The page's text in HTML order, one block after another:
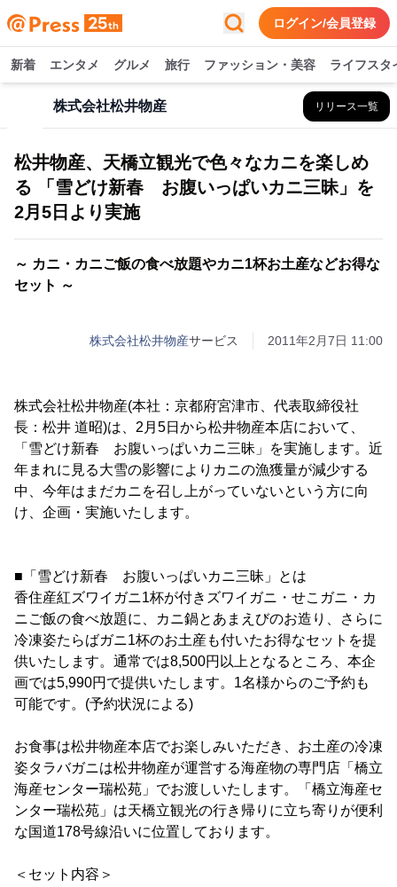
ログイン/会員登録
新着 エンタメ グルメ 旅行 ファッション・美容 ライフスタ
株式会社松井物産 リリース一覧
松井物産、天橋立観光で色々なカニを楽しめ
る 「雪どけ新春 お腹いっぱいカニ三昧」を
2月5日より実施
～ カニ・カニご飯の食べ放題やカニ1杯お土産などお得な
セット ～
株式会社松井物産サービス 2011年2月7日 11:00
株式会社松井物産(本社：京都府宮津市、代表取締役社
長：松井 道昭)は、2月5日から松井物産本店において、
「雪どけ新春 お腹いっぱいカニ三昧」を実施します。近
年まれに見る大雪の影響によりカニの漁獲量が減少する
中、今年はまだカニを召し上がっていないという方に向
け、企画・実施いたします。
■「雪どけ新春 お腹いっぱいカニ三昧」とは
香住産紅ズワイガニ1杯が付きズワイガニ・せこガニ・カ
ニご飯の食べ放題に、カニ鍋とあまえびのお造り、さらに
冷凍姿たらばガニ1杯のお土産も付いたお得なセットを提
供いたします。通常では8,500円以上となるところ、本企
画では5,990円で提供いたします。1名様からのご予約も
可能です。(予約状況による)
お食事は松井物産本店でお楽しみいただき、お土産の冷凍
姿タラバガニは松井物産が運営する海産物の専門店「橋立
海産センター瑞松苑」でお渡しいたします。「橋立海産セ
ンター瑞松苑」は天橋立観光の行き帰りに立ち寄りが便利
な国道178号線沿いに位置しております。
＜セット内容＞